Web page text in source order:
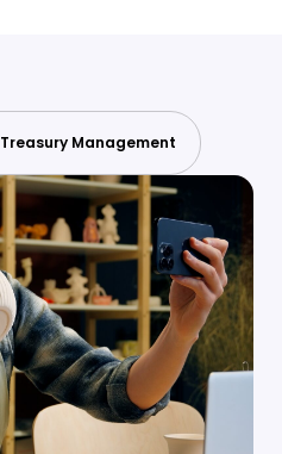
Treasury Management